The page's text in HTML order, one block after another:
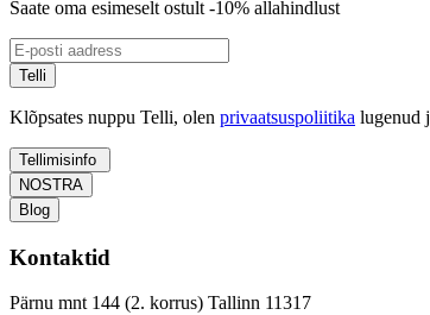
Saate oma esimeselt ostult -10% allahindlust
Telli
Klõpsates nuppu Telli, olen privaatsuspoliitika lugenud
Tellimisinfo
NOSTRA
Blog
Kontaktid
Pärnu mnt 144 (2. korrus) Tallinn 11317